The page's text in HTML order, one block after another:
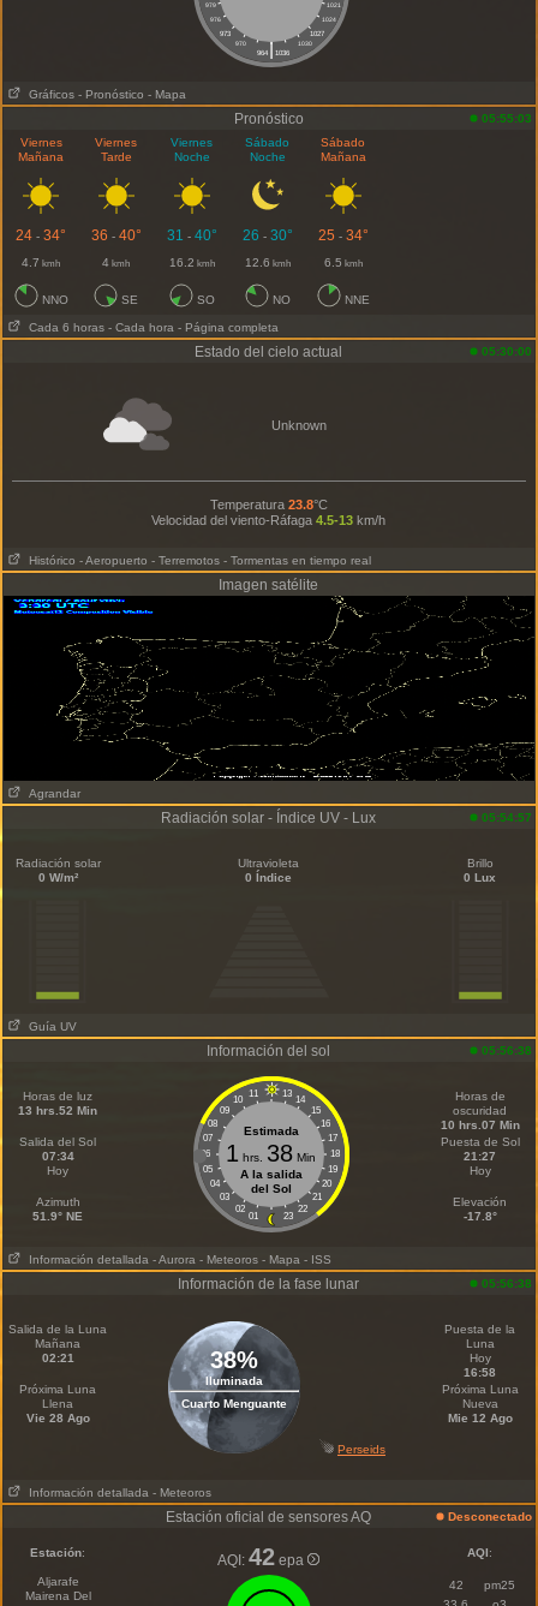
979
1021
976
1024
973
1027
970
1030
|
964 1036
Gráficos - Pronóstico - Mapa
Pronóstico
05:55:03
Viernes
Mañana
Viernes
Tarde
Viernes
Noche
Sábado
Noche
Sábado
Mañana
24 -34° 36 - 40° 31 - 40° 26 - 30° 25 - 34°
4.7 kmh 4 kmh 16.2 kmh 12.6 kmh 6.5 kmh
NNO SE SO NO NNE
Cada 6 horas - Cada hora - Página completa
Estado del cielo actual 05:30:00
Unknown
Temperatura 23.8°C
Velocidad del viento-Ráfaga 4.5-13 km/h
Histórico - Aeropuerto - Terremotos - Tormentas en tiempo real
Imagen satélite
Agrandar
Radiación solar - Índice UV - Lux 05:54:57
Radiación solar
0 W/m²
Ultravioleta
0 Índice
Brillo
0 Lux
Guía UV
Información del sol 05:56:38
Horas de luz
13 hrs.52 Min
Salida del Sol
07:34
Hoy
Azimuth
51.9° NE
11 13
10
14
09
15
08
16
07
17
06
18
05
19
04
20
03
21
02
22
01 23
Estimada
1 hrs. 38 Min
A la salida
del Sol
Horas de
oscuridad
10 hrs.07 Min
Puesta de Sol
21:27
Hoy
Elevación
-17.8°
Información detallada - Aurora - Meteoros - Mapa - ISS
Información de la fase lunar 05:56:38
Salida de la Luna
Mañana
02:21
Próxima Luna
Llena
Vie 28 Ago
38%
Iluminada
Cuarto Menguante
Puesta de la
Luna
Hoy
16:58
Próxima Luna
Nueva
Mie 12 Ago
Perseids
Información detallada - Meteoros
Estación oficial de sensores AQ Desconectado
Estación:
Aljarafe
Mairena Del
AQI:42 epa AQI:
42
pm25